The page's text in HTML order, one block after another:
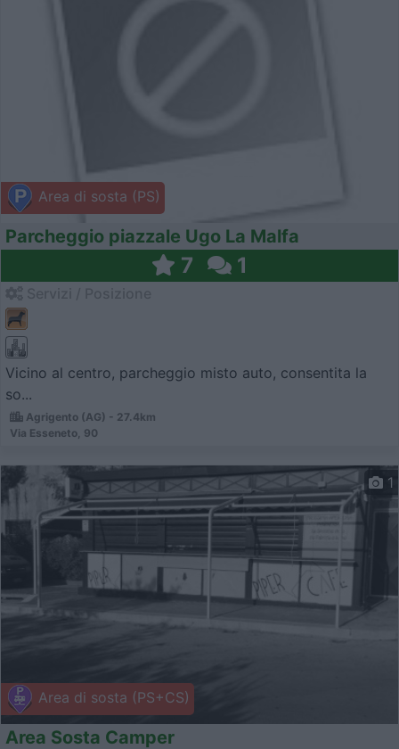
Area di sosta (PS)
Parcheggio piazzale Ugo La Malfa
7 1
Vicino al centro, parcheggio misto auto, consentita la
so...
Agrigento (AG) - 27.4km
Via Esseneto, 90
Area di sosta (PS+CS)
1
Area Sosta Camper